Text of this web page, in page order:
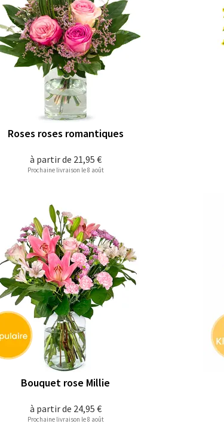
à partir de 21,95 €
Roses roses romantiques
Prochaine livraison le 8 août
à partir de 24,95 €
Bouquet rose Millie
Prochaine livraison le 8 août